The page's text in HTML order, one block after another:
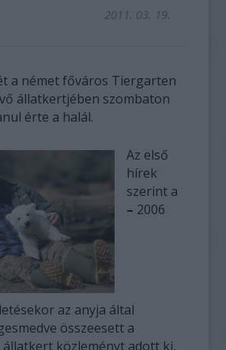
2011. 03. 19.
a német főváros Tiergarten
állatkertjében szombaton
érte a halál.
Az első
hírek
szerint a
– 2006
az anyja által
összeesett a
állatkert közleményt adott ki,